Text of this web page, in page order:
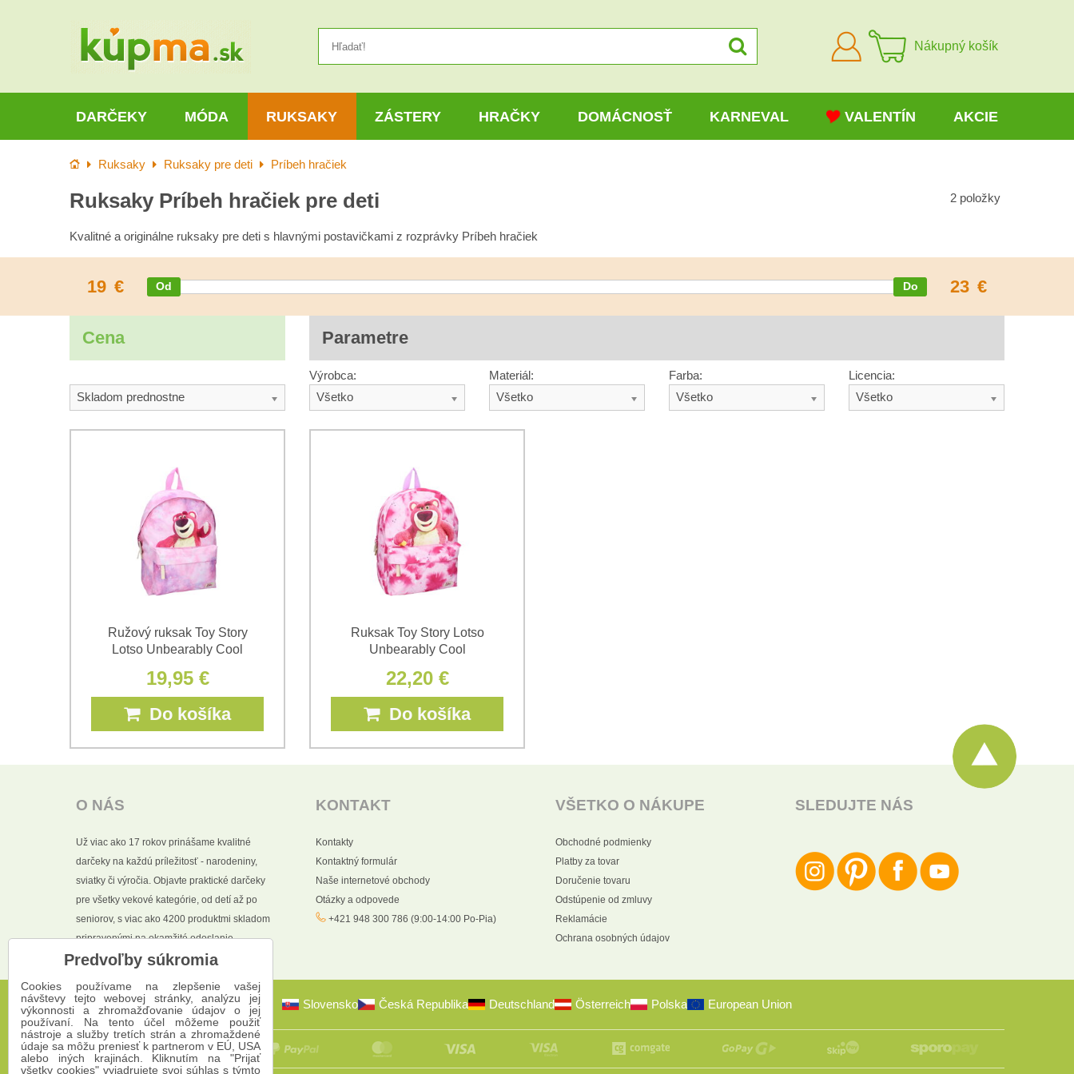
Prihlásiť
sa
Nákupný košík
DARČEKY MÓDA RUKSAKY ZÁSTERY HRAČKY DOMÁCNOSŤ KARNEVAL VALENTÍN AKCIE
Úvod Ruksaky Ruksaky pre deti Príbeh hračiek
Ruksaky Príbeh hračiek pre deti 2 položky
Kvalitné a originálne ruksaky pre deti s hlavnými postavičkami z rozprávky Príbeh hračiek
19 € 23 €
Cena Parametre
Skladom prednostne
Výrobca:
Všetko
Materiál:
Všetko
Farba:
Všetko
Licencia:
Všetko
Ružový ruksak Toy Story
Lotso Unbearably Cool
19,95 €
Do košíka
Ruksak Toy Story Lotso
Unbearably Cool
22,20 €
Do košíka
O NÁS
Už viac ako 17 rokov prinášame kvalitné
darčeky na každú príležitosť - narodeniny,
sviatky či výročia. Objavte praktické darčeky
pre všetky vekové kategórie, od detí až po
seniorov, s viac ako 4200 produktmi skladom
pripravenými na okamžité odoslanie.
KONTAKT
Kontakty
Kontaktný formulár
Naše internetové obchody
Otázky a odpovede
+421 948 300 786 (9:00-14:00 Po-Pia)
VŠETKO O NÁKUPE
Obchodné podmienky
Platby za tovar
Doručenie tovaru
Odstúpenie od zmluvy
Reklamácie
Ochrana osobných údajov
SLEDUJTE NÁS
Slovensko Česká Republika Deutschland Österreich Polska European Union
Predvoľby súkromia
Cookies používame na zlepšenie vašej
návštevy tejto webovej stránky, analýzu jej
výkonnosti a zhromažďovanie údajov o jej
používaní. Na tento účel môžeme použiť
nástroje a služby tretích strán a zhromaždené
údaje sa môžu preniesť k partnerom v EÚ, USA
alebo iných krajinách. Kliknutím na "Prijať
všetky cookies" vyjadrujete svoj súhlas s týmto